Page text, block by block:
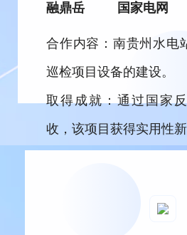
融鼎岳 国家电网
合作内容：南贵州水电
巡检项目设备的建设。
取得成就：通过国家
收，该项目获得实用性新